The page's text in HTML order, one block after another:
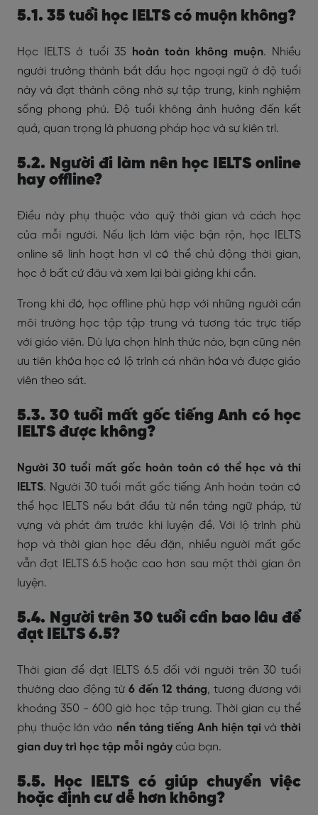
5.1. 35 tuổi học IELTS có muộn không?
Học IELTS ở tuổi 35 hoàn toàn không muộn. Nhiều
người trưởng thành bắt đầu học ngoại ngữ ở độ tuổi
này và đạt thành công nhờ sự tập trung, kinh nghiệm
sống phong phú. Độ tuổi không ảnh hưởng đến kết
quả, quan trọng là phương pháp học và sự kiên trì.
5.2. Người đi làm nên học IELTS online
hay offline?
Điều này phụ thuộc vào quỹ thời gian và cách học
của mỗi người. Nếu lịch làm việc bận rộn, học IELTS
online sẽ linh hoạt hơn vì có thể chủ động thời gian,
học ở bất cứ đâu và xem lại bài giảng khi cần.
Trong khi đó, học offline phù hợp với những người cần
môi trường học tập tập trung và tương tác trực tiếp
với giáo viên. Dù lựa chọn hình thức nào, bạn cũng nên
ưu tiên khóa học có lộ trình cá nhân hóa và được giáo
viên theo sát.
5.3. 30 tuổi mất gốc tiếng Anh có học
IELTS được không?
Người 30 tuổi mất gốc hoàn toàn có thể học và thi
IELTS. Người 30 tuổi mất gốc tiếng Anh hoàn toàn có
thể học IELTS nếu bắt đầu từ nền tảng ngữ pháp, từ
vựng và phát âm trước khi luyện đề. Với lộ trình phù
hợp và thời gian học đều đặn, nhiều người mất gốc
vẫn đạt IELTS 6.5 hoặc cao hơn sau một thời gian ôn
luyện.
5.4. Người trên 30 tuổi cần bao lâu để
đạt IELTS 6.5?
Thời gian để đạt IELTS 6.5 đối với người trên 30 tuổi
thường dao động từ 6 đến 12 tháng, tương đương với
khoảng 350 - 600 giờ học tập trung. Thời gian cụ thể
phụ thuộc lớn vào nền tảng tiếng Anh hiện tại vàthời
gian duy trì học tập mỗi ngày của bạn.
5.5. Học IELTS có giúp chuyển việc
hoặc định cư dễ hơn không?